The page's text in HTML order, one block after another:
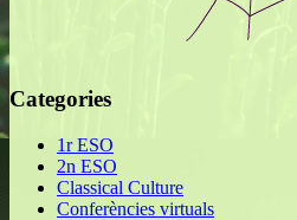
Categories
1r ESO
2n ESO
Classical Culture
Conferències virtuals